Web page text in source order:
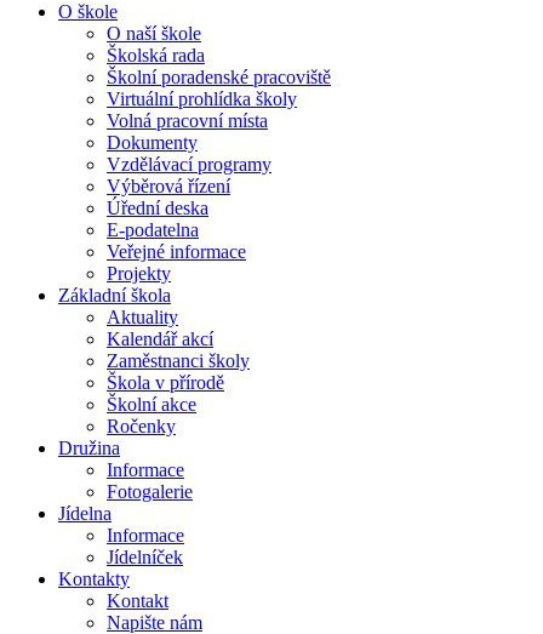
O škole
O naší škole
Školská rada
Školní poradenské pracoviště
Virtuální prohlídka školy
Volná pracovní místa
Dokumenty
Vzdělávací programy
Výběrová řízení
Úřední deska
E-podatelna
Veřejné informace
Projekty
Základní škola
Aktuality
Kalendář akcí
Zaměstnanci školy
Škola v přírodě
Školní akce
Ročenky
Družina
Informace
Fotogalerie
Jídelna
Informace
Jídelníček
Kontakty
Kontakt
Napište nám